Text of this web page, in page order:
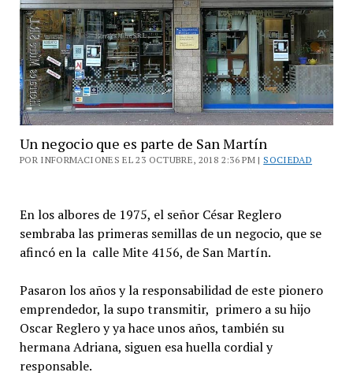
Un negocio que es parte de San Martín
POR INFORMACIONES EL 23 OCTUBRE, 2018 2:36 PM | SOCIEDAD
En los albores de 1975, el señor César Reglero
sembraba las primeras semillas de un negocio, que se
afincó en la calle Mite 4156, de San Martín.
Pasaron los años y la responsabilidad de este pionero
emprendedor, la supo transmitir, primero a su hijo
Oscar Reglero y ya hace unos años, también su
hermana Adriana, siguen esa huella cordial y
responsable.